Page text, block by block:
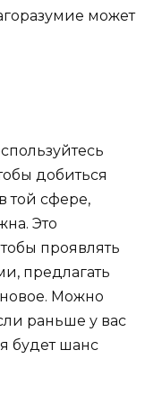
может
добиться
той сфере,
Это
проявлять
предлагать
Можно
раньше у вас
будет шанс